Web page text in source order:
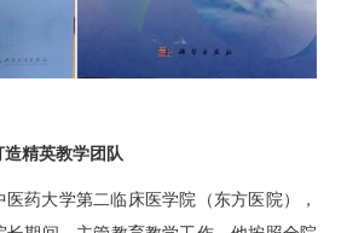
精英教学团队
医药大学第二临床医学院（东方医院），